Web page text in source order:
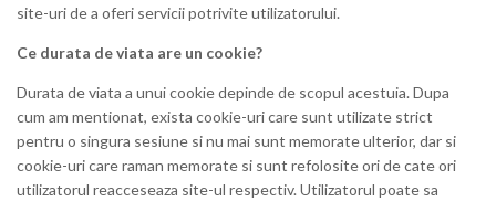
site-uri de a oferi servicii potrivite utilizatorului.
Ce durata de viata are un cookie?
Durata de viata a unui cookie depinde de scopul acestuia. Dupa
cum am mentionat, exista cookie-uri care sunt utilizate strict
pentru o singura sesiune si nu mai sunt memorate ulterior, dar si
cookie-uri care raman memorate si sunt refolosite ori de cate ori
utilizatorul reacceseaza site-ul respectiv. Utilizatorul poate sa